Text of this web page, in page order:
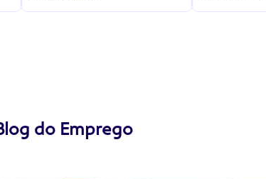
do Emprego